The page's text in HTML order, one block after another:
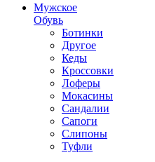
Мужское
Обувь
Ботинки
Другое
Кеды
Кроссовки
Лоферы
Мокасины
Сандалии
Сапоги
Слипоны
Туфли